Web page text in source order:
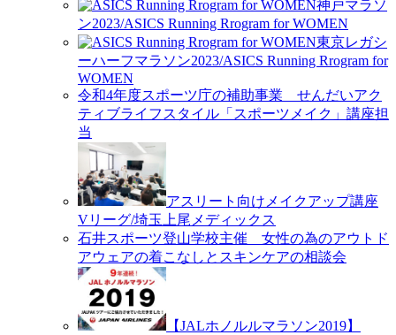
神戸マラソ
ン2023/ASICS Running Rrogram for WOMEN
東京レガシ
ーハーフマラソン2023/ASICS Running Rrogram for
WOMEN
令和4年度スポーツ庁の補助事業 せんだいアク
ティブライフスタイル「スポーツメイク」講座担
当
アスリート向けメイクアップ講座
Vリーグ/埼玉上尾メディックス
石井スポーツ登山学校主催 女性の為のアウトド
アウェアの着こなしとスキンケアの相談会
【JALホノルルマラソン2019】